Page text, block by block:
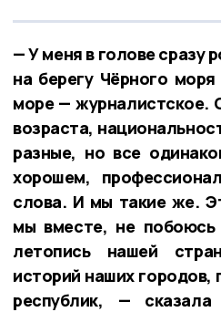
— У меня в голове сразу
на берегу Чёрного
море — журналистское.
возраста,
разные, но все
хорошем,
слова. И мы такие же.
мы вместе, не
летопись нашей
историй наших городов,
республик, —